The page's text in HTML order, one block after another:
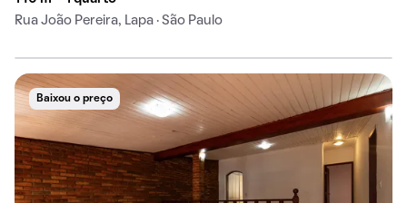
Rua João Pereira, Lapa · São Paulo
Baixou o preço